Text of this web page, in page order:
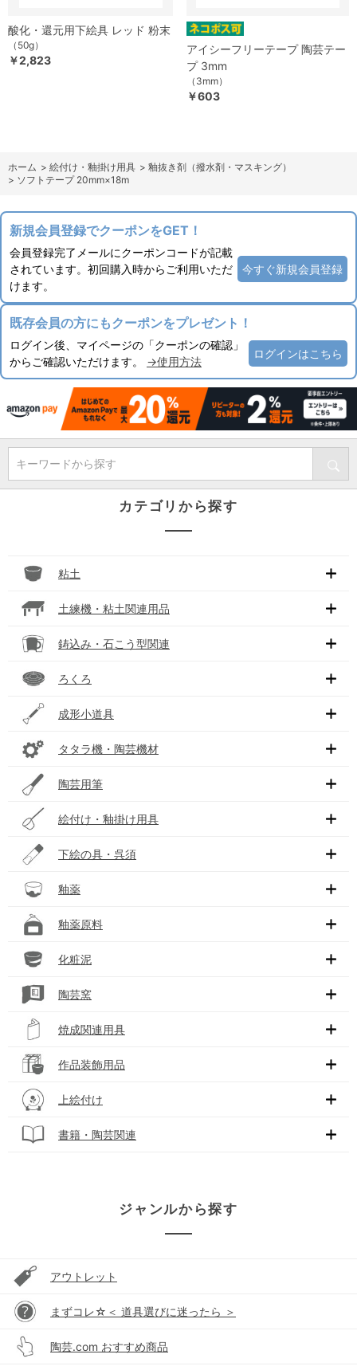
酸化・還元用下絵具 レッド 粉末
（50g）
￥2,823
アイシーフリーテープ 陶芸テー
プ 3mm
（3mm）
￥603
ホーム > 絵付け・釉掛け用具 > 釉抜き剤（撥水剤・マスキング）
> ソフトテープ 20mm×18m
新規会員登録でクーポンをGET！
会員登録完了メールにクーポンコードが記載
されています。初回購入時からご利用いただ
けます。
今すぐ新規会員登録
既存会員の方にもクーポンをプレゼント！
ログイン後、マイページの「クーポンの確認」
からご確認いただけます。 →使用方法
ログインはこちら
キーワードから探す
カテゴリから探す
粘土
土練機・粘土関連用品
鋳込み・石こう型関連
ろくろ
成形小道具
タタラ機・陶芸機材
陶芸用筆
絵付け・釉掛け用具
下絵の具・呉須
釉薬
釉薬原料
化粧泥
陶芸窯
焼成関連用具
作品装飾用品
上絵付け
書籍・陶芸関連
ジャンルから探す
アウトレット
まずコレ☆＜ 道具選びに迷ったら ＞
陶芸.com おすすめ商品